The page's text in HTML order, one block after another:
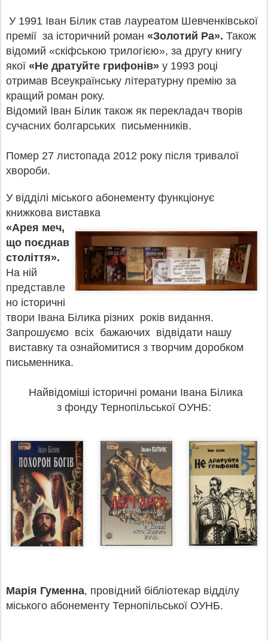
У 1991 Іван Білик став лауреатом Шевченківської
премії за історичний роман «Золотий Ра». Також
відомий «скіфською трилогією», за другу книгу
якої «Не дратуйте грифонів» у 1993 році
отримав Всеукраїнську літературну премію за
кращий роман року.
Відомий Іван Білик також як перекладач творів
сучасних болгарських письменників.
Помер 27 листопада 2012 року після тривалої
хвороби.
У відділі міського абонементу функціонує
книжкова виставка
«Арея меч,
що поєднав
століття».
На ній
представле
но історичні
твори Івана Білика різних років видання.
Запрошуємо всіх бажаючих відвідати нашу
виставку та ознайомитися з творчим доробком
письменника.
Найвідоміші історичні романи Івана Білика
з фонду Тернопільської ОУНБ:
Марія Гуменна, провідний бібліотекар відділу
міського абонементу Тернопільської ОУНБ.